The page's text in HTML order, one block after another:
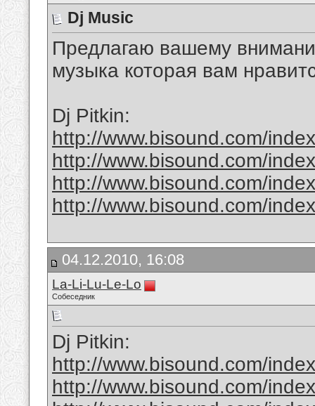
Dj Music
Предлагаю вашему
музыка которая вам
Dj Pitkin:
http://www.bisound.com/
http://www.bisound.com/
http://www.bisound.com/
http://www.bisound.com/
04.12.2010, 16:08
La-Li-Lu-Le-Lo
Собеседник
Dj Pitkin:
http://www.bisound.com/
http://www.bisound.com/